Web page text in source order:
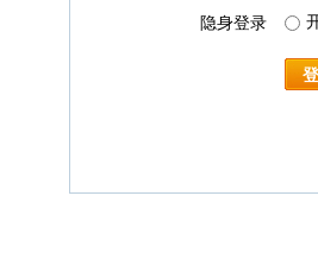
隐身登录